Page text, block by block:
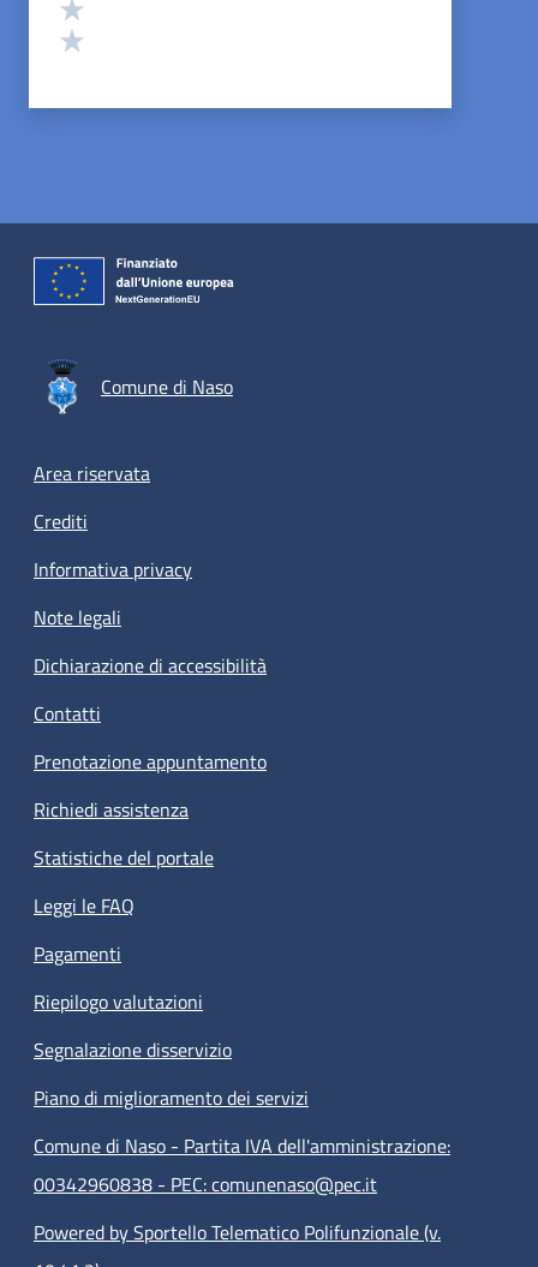
Comune di Naso
Footer menu
Area riservata
Crediti
Informativa privacy
Note legali
Dichiarazione di accessibilità
Contatti
Prenotazione appuntamento
Richiedi assistenza
Statistiche del portale
Leggi le FAQ
Pagamenti
Riepilogo valutazioni
Segnalazione disservizio
Piano di miglioramento dei servizi
Comune di Naso - Partita IVA dell'amministrazione:
00342960838 - PEC: comunenaso@pec.it
Powered by Sportello Telematico Polifunzionale (v.